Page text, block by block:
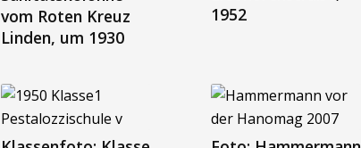
vom Roten Kreuz
Linden, um 1930
1952